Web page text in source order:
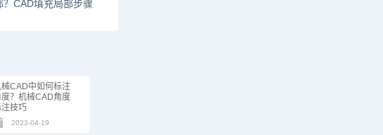
CAD填充局部步骤
CAD中如何标注
度？机械CAD角度
技巧
2023-04-19